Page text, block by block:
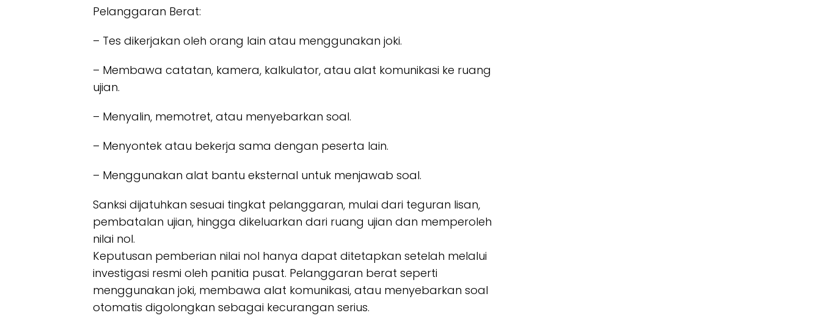
Pelanggaran Berat:
– Tes dikerjakan oleh orang lain atau menggunakan joki.
– Membawa catatan, kamera, kalkulator, atau alat komunikasi ke ruang
ujian.
– Menyalin, memotret, atau menyebarkan soal.
– Menyontek atau bekerja sama dengan peserta lain.
– Menggunakan alat bantu eksternal untuk menjawab soal.
Sanksi dijatuhkan sesuai tingkat pelanggaran, mulai dari teguran lisan,
pembatalan ujian, hingga dikeluarkan dari ruang ujian dan memperoleh
nilai nol.
Keputusan pemberian nilai nol hanya dapat ditetapkan setelah melalui
investigasi resmi oleh panitia pusat. Pelanggaran berat seperti
menggunakan joki, membawa alat komunikasi, atau menyebarkan soal
otomatis digolongkan sebagai kecurangan serius.